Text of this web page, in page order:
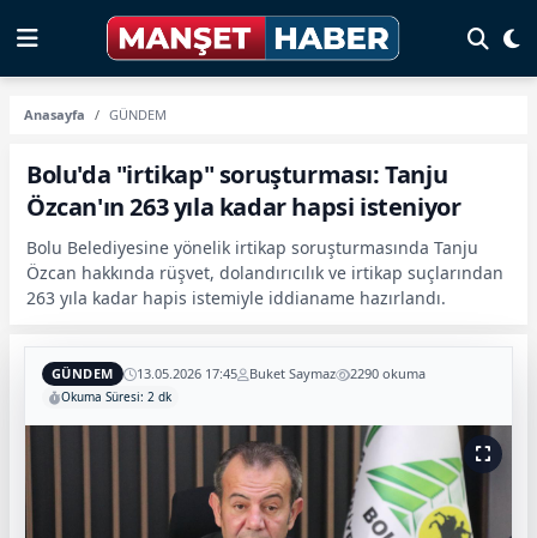
Anasayfa GÜNDEM
Bolu'da "irtikap" soruşturması: Tanju
Özcan'ın 263 yıla kadar hapsi isteniyor
Bolu Belediyesine yönelik irtikap soruşturmasında Tanju
Özcan hakkında rüşvet, dolandırıcılık ve irtikap suçlarından
263 yıla kadar hapis istemiyle iddianame hazırlandı.
GÜNDEM 13.05.2026 17:45 Buket Saymaz 2290 okuma
Okuma Süresi: 2 dk